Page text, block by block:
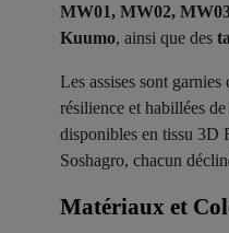
MW01, MW02,
Kuumo, ainsi que des
Les assises sont garnies
résilience et habillées
disponibles en tissu 3D
Soshagro, chacun
Matériaux et